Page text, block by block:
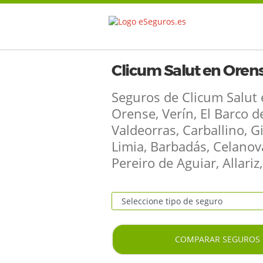
Clicum Salut en
Seguros de Clicum Salut
Orense, Verín, El Barco
Valdeorras, Carballino,
Limia, Barbadás,
Pereiro de Aguiar,
COMPARAR SEGUROS